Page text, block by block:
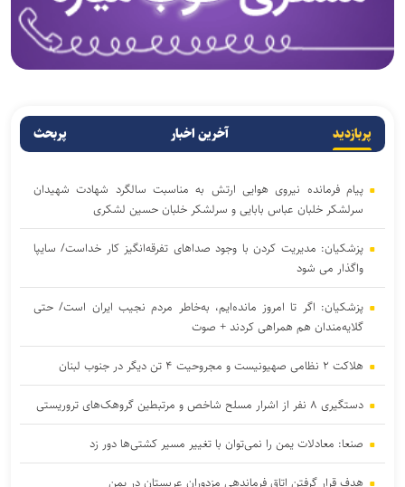
پربازدید آخرین اخبار پربحث
پیام فرمانده نیروی هوایی ارتش به مناسبت سالگرد شهادت شهیدان
سرلشکر خلبان عباس بابایی و سرلشکر خلبان حسین لشکری
پزشکیان: مدیریت کردن با وجود صداهای تفرقه‌انگیز کار خداست/ سایپا
واگذار می شود
پزشکیان: اگر تا امروز مانده‌ایم، به‌خاطر مردم نجیب ایران است/ حتی
گلایه‌مندان هم همراهی کردند + صوت
هلاکت ۲ نظامی صهیونیست و مجروحیت ۴ تن دیگر در جنوب لبنان
دستگیری ۸ نفر از اشرار مسلح شاخص و مرتبطین گروهک‌های تروریستی
صنعا: معادلات یمن را نمی‌توان با تغییر مسیر کشتی‌ها دور زد
هدف قرار گرفتن اتاق‌ فرماندهی مزدوران عربستان در یمن